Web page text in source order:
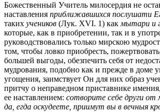
Божественный Учитель милосердия не
наставления приближавшихся послушати
таких учеников (Лук. XVI. 1) как мытари и
которые, как в приобретении, так и в
руководствовались только мирскою
том, чтобы ловко приобресть,
большей выгоды, обезпечить себя от
мудрования, подобно как и прежде в доме
угощения, заимствует Он для них образ
притчу о неправедном приставнике
ее наставлением: сотворите себе други от
да, егда оскудеете, приимут вы в вечныя